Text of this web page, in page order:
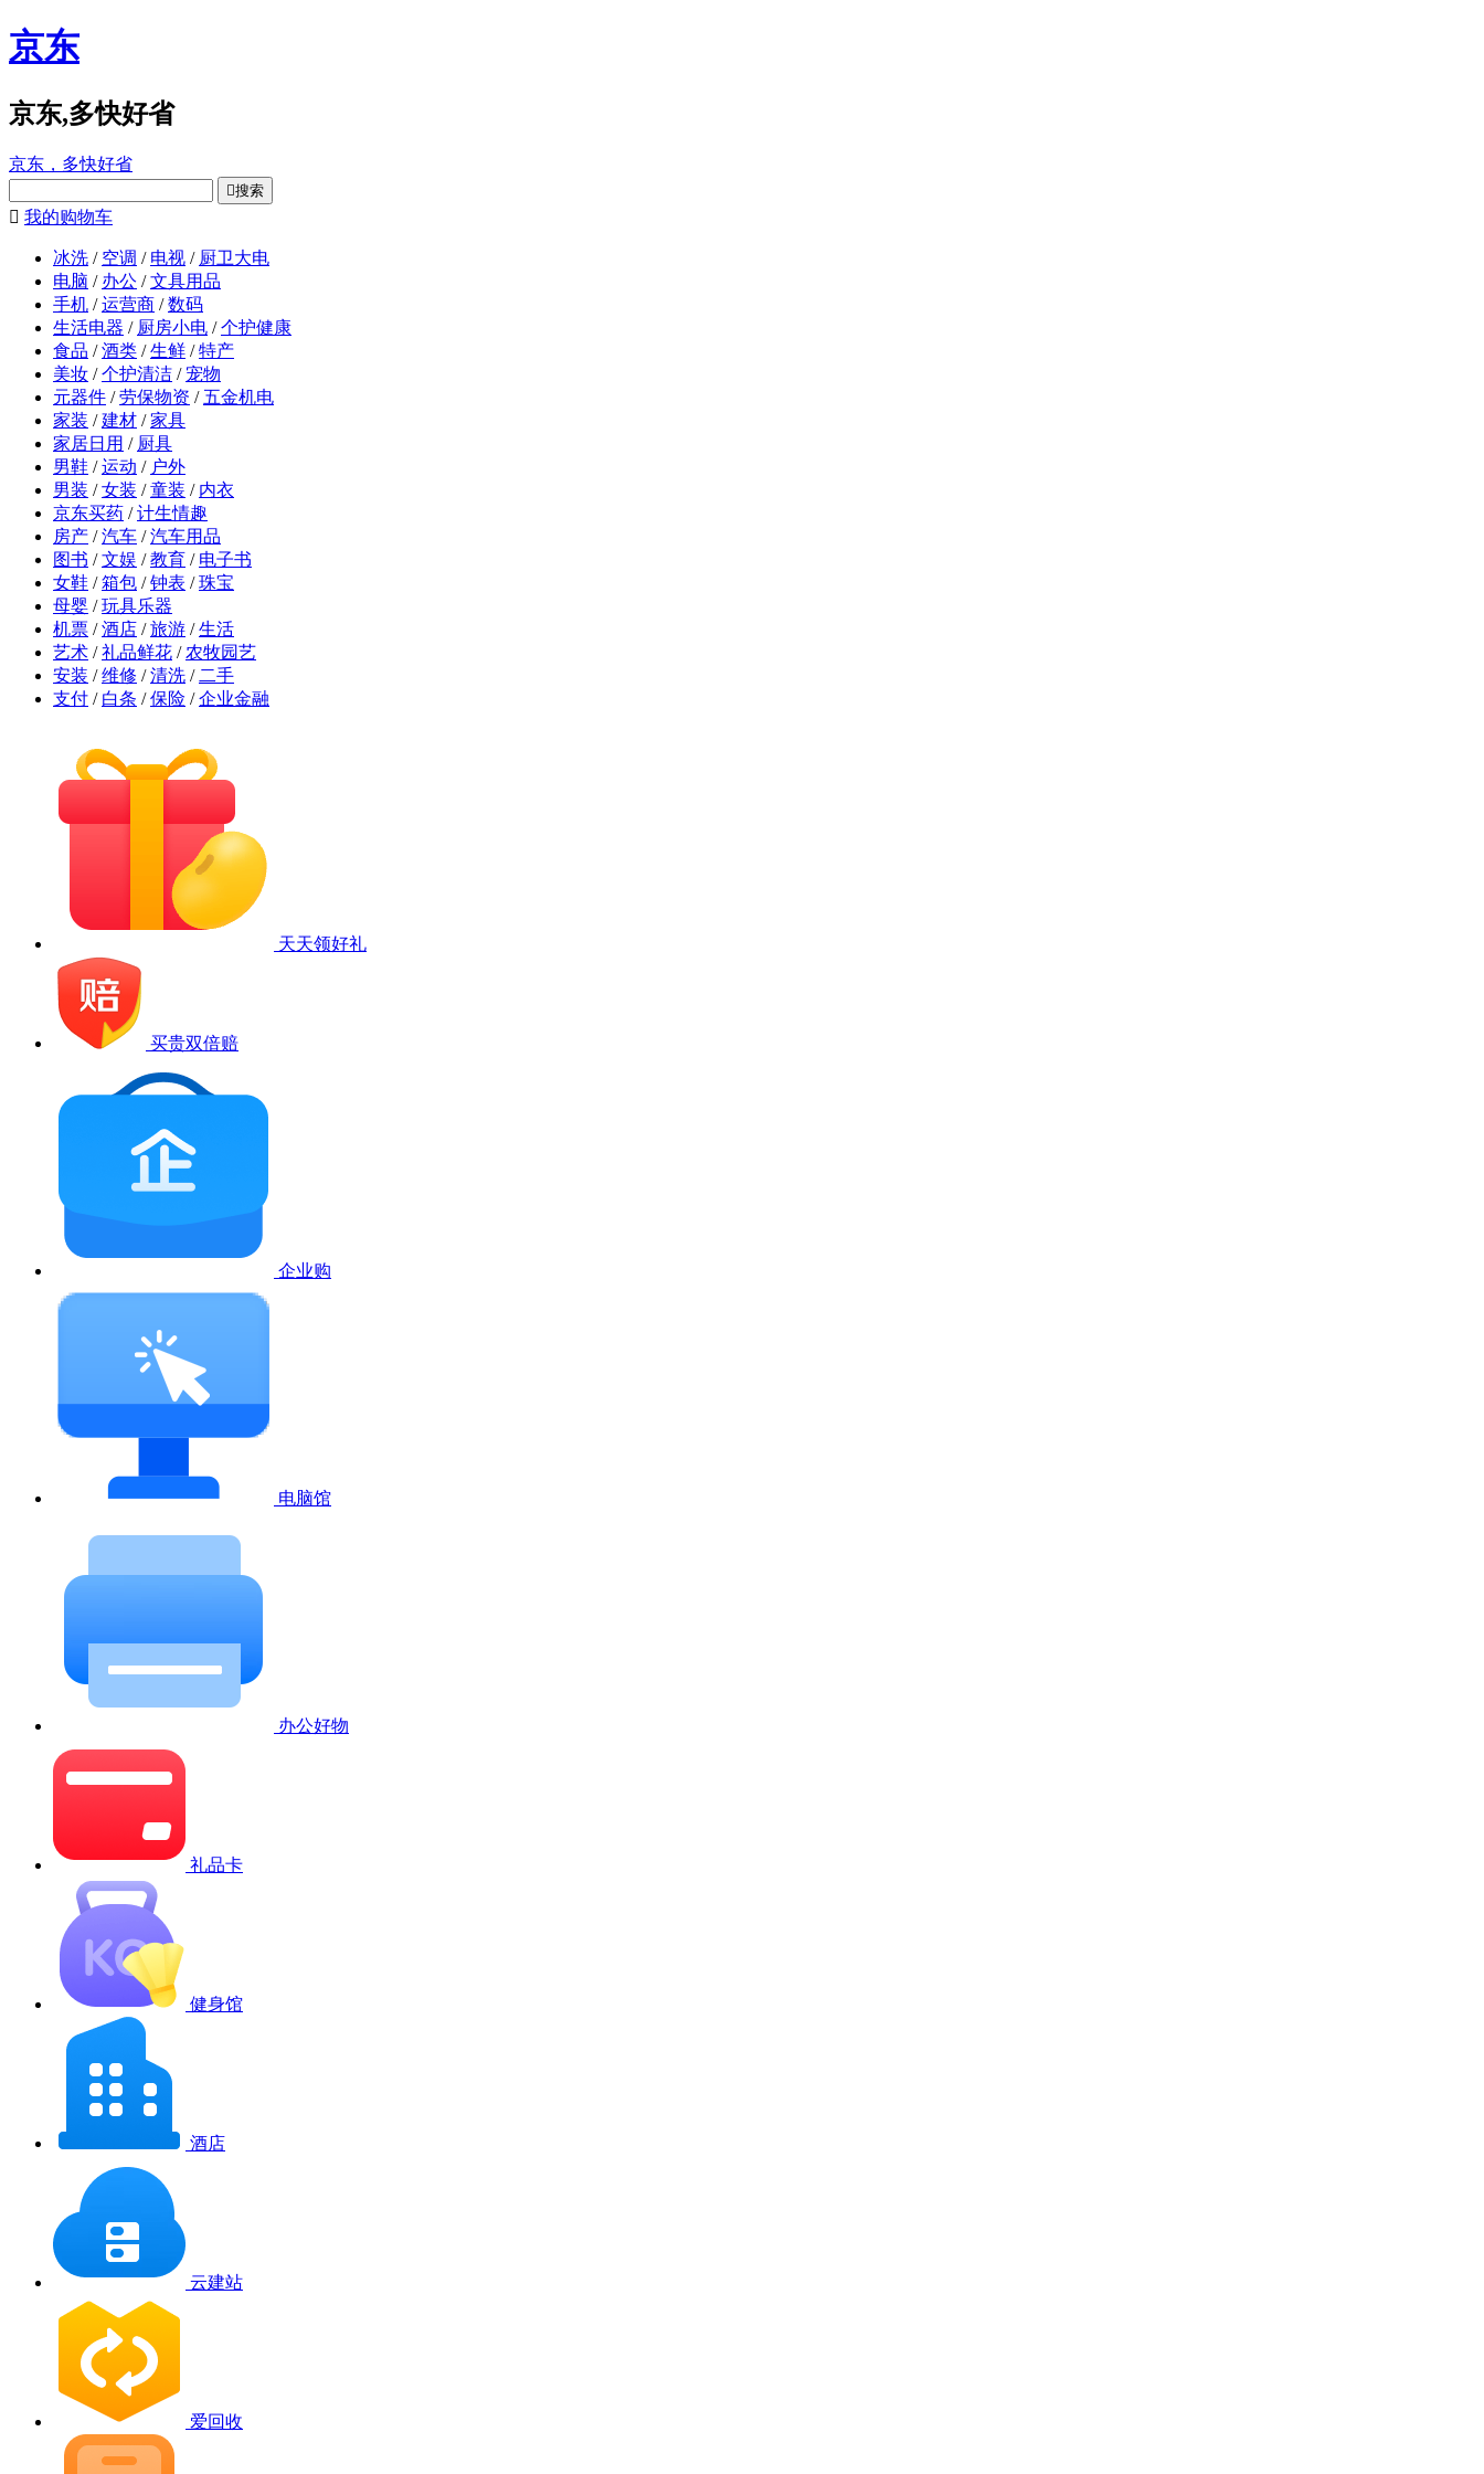
京东
京东,多快好省
京东，多快好省
搜索
 我的购物车
冰洗 / 空调 / 电视 / 厨卫大电
电脑 / 办公 / 文具用品
手机 / 运营商 / 数码
生活电器 / 厨房小电 / 个护健康
食品 / 酒类 / 生鲜 / 特产
美妆 / 个护清洁 / 宠物
元器件 / 劳保物资 / 五金机电
家装 / 建材 / 家具
家居日用 / 厨具
男鞋 / 运动 / 户外
男装 / 女装 / 童装 / 内衣
京东买药 / 计生情趣
房产 / 汽车 / 汽车用品
图书 / 文娱 / 教育 / 电子书
女鞋 / 箱包 / 钟表 / 珠宝
母婴 / 玩具乐器
机票 / 酒店 / 旅游 / 生活
艺术 / 礼品鲜花 / 农牧园艺
安装 / 维修 / 清洗 / 二手
支付 / 白条 / 保险 / 企业金融
天天领好礼
买贵双倍赔
企业购
电脑馆
办公好物
礼品卡
健身馆
酒店
云建站
爱回收